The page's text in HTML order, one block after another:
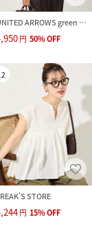
UNITED ARROWS green label relaxing
円 50%OFF
STORE
円 15%OFF